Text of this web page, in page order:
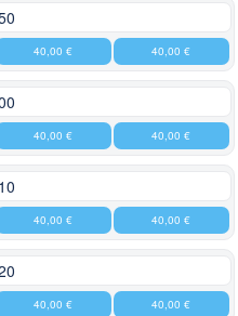
40,00 € 40,00 €
40,00 € 40,00 €
40,00 € 40,00 €
40,00 € 40,00 €